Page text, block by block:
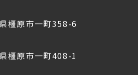
橿原市一町358-6
橿原市一町408-1